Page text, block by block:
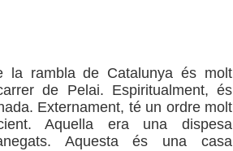
la rambla de Catalunya és molt
de Pelai. Espiritualment, és
Externament, té un ordre molt
Aquella era una dispesa
Aquesta és una casa